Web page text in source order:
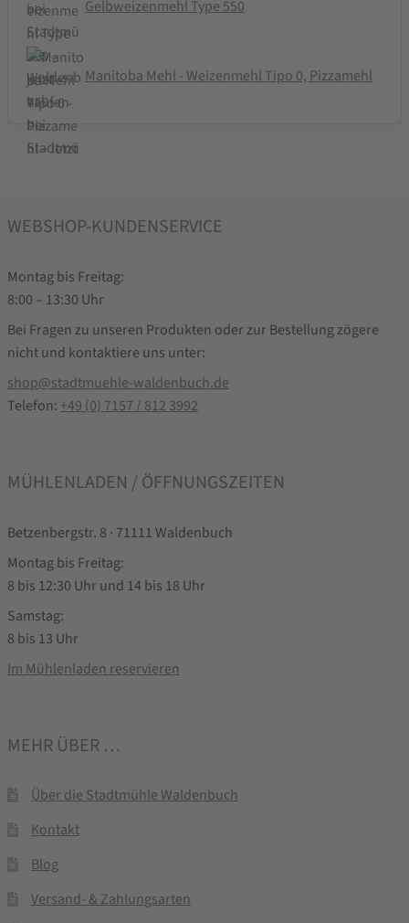
Gelbweizenmehl Type 550
Manitoba Mehl - Weizenmehl Tipo 0, Pizzamehl
WEBSHOP-KUNDENSERVICE
Montag bis Freitag:
8:00 – 13:30 Uhr
Bei Fragen zu unseren Produkten oder zur Bestellung zögere
nicht und kontaktiere uns unter:
shop@stadtmuehle-waldenbuch.de
Telefon: +49 (0) 7157 / 812 3992
MÜHLENLADEN / ÖFFNUNGSZEITEN
Betzenbergstr. 8 · 71111 Waldenbuch
Montag bis Freitag:
8 bis 12:30 Uhr und 14 bis 18 Uhr
Samstag:
8 bis 13 Uhr
Im Mühlenladen reservieren
MEHR ÜBER …
Über die Stadtmühle Waldenbuch
Kontakt
Blog
Versand- & Zahlungsarten